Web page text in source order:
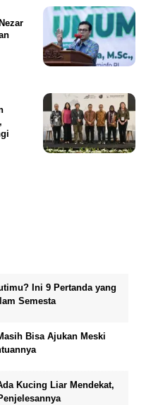
Ini 9 Pertanda yang
Semesta
Bisa Ajukan Meski
Kucing Liar Mendekat,